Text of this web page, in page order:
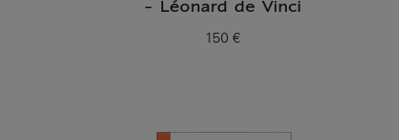
- Léonard de Vinci
Prix ​​actuel
150 €